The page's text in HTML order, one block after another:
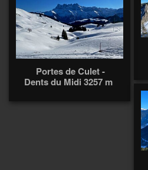
Portes de Culet -
Dents du Midi 3257 m